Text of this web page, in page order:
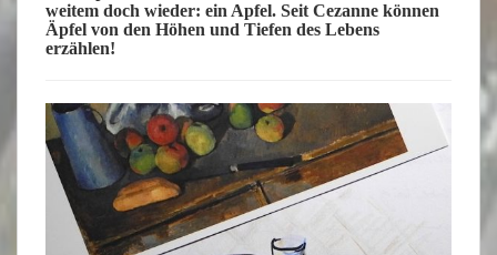
weitem doch wieder: ein Apfel. Seit Cezanne können
Äpfel von den Höhen und Tiefen des Lebens
erzählen!